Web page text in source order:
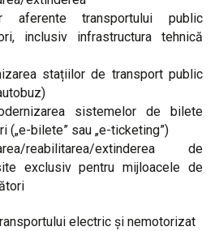
aferente transportului public
inclusiv infrastructura tehnică
stațiilor de transport public
sistemelor de bilete
(„e-bilete” sau „e-ticketing”)
reabilitarea/extinderea de
exclusiv pentru mijloacele de
electric și nemotorizat